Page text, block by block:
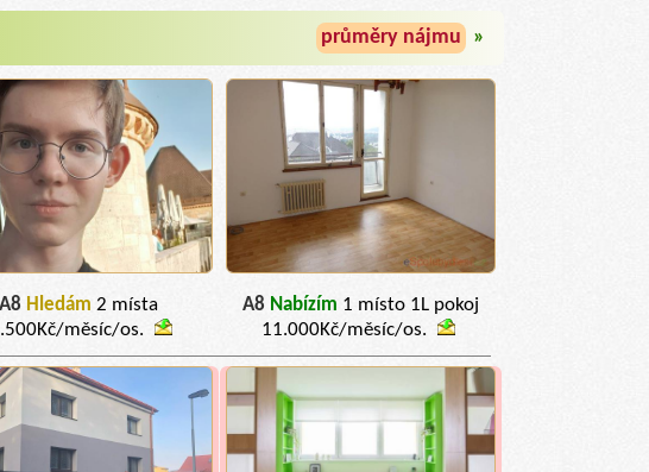
průměry nájmu »
A8 Hledám 2 místa
měsíc/os.
A8 Nabízím 1 místo 1L pokoj
11.000Kč/měsíc/os.